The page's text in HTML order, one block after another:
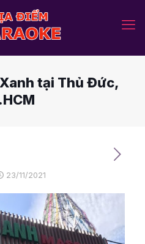
tại Thủ Đức,
23/11/2021